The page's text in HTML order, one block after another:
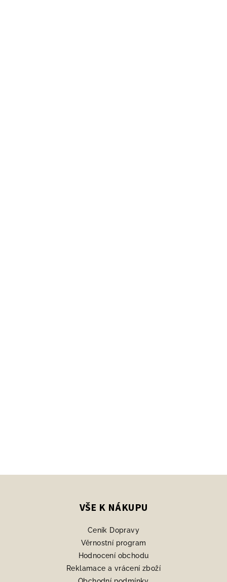
VŠE K NÁKUPU
Ceník Dopravy
Věrnostní program
Hodnocení obchodu
Reklamace a vrácení zboží